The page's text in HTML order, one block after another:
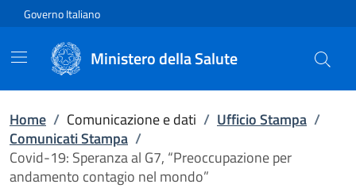
Vai direttamente al contenuto
Governo Italiano
Ministero della Salute
Home / Comunicazione e dati / Ufficio Stampa /
Comunicati Stampa /
Covid-19: Speranza al G7, “Preoccupazione per
andamento contagio nel mondo”